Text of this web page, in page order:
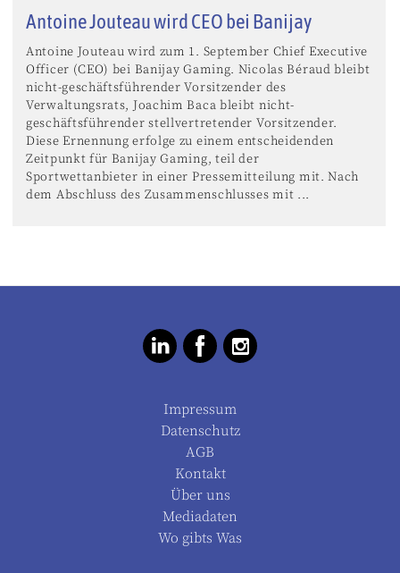
Antoine Jouteau wird CEO bei Banijay
Antoine Jouteau wird zum 1. September Chief Executive
Officer (CEO) bei Banijay Gaming. Nicolas Béraud bleibt
nicht-geschäftsführender Vorsitzender des
Verwaltungsrats, Joachim Baca bleibt nicht-
geschäftsführender stellvertretender Vorsitzender.
Diese Ernennung erfolge zu einem entscheidenden
Zeitpunkt für Banijay Gaming, teil der
Sportwettanbieter in einer Pressemitteilung mit. Nach
dem Abschluss des Zusammenschlusses mit ...
Impressum
Datenschutz
AGB
Kontakt
Über uns
Mediadaten
Wo gibts Was